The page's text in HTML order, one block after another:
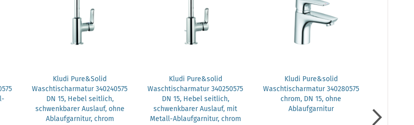
Kludi Pure&Solid
Waschtischarmatur 340240575
DN 15, Hebel seitlich,
schwenkbarer Auslauf, ohne
Ablaufgarnitur, chrom
Kludi Pure&solid
Waschtischarmatur 340250575
DN 15, Hebel seitlich,
schwenkbarer Auslauf, mit
Metall-Ablaufgarnitur, chrom
Kludi Pure&solid
Waschtischarmatur 340280575
chrom, DN 15, ohne
Ablaufgarnitur